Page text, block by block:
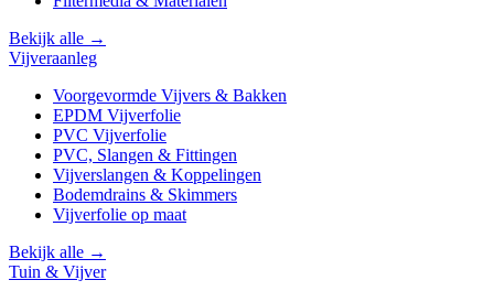
Bekijk alle →
Vijveraanleg
Voorgevormde Vijvers & Bakken
EPDM Vijverfolie
PVC Vijverfolie
PVC, Slangen & Fittingen
Vijverslangen & Koppelingen
Bodemdrains & Skimmers
Vijverfolie op maat
Bekijk alle →
Tuin & Vijver